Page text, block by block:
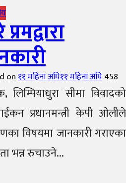
on११ महिना अघि११ महिना अघि458
सीमा विवादको
प्रधानमन्त्री केपी ओलीले
विषयमा जानकारी गराएका
भन्न रुचाउने...